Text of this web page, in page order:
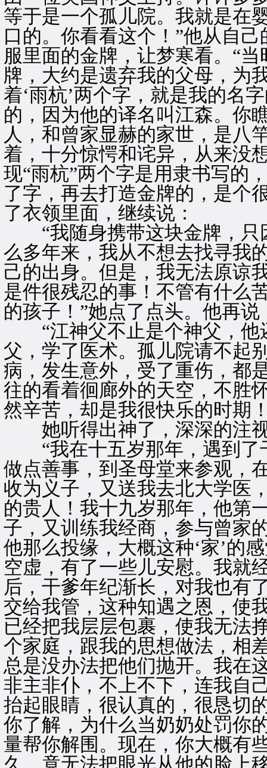
等于是一个孤儿院。我就是在
口的。你看看这个！”他从自
服里面的金牌，让梦寒看。“
牌，大约是遗弃我的父母，为
着‘雨杭’两个字，就是我的名
的，因为他的译名叫江森。你
人，和曾家显赫的家世，是八
着，十分惊愕和诧异，从来没
现“雨杭”两个字是用隶书写的
了字，再去打造金牌的，是个
了衣领里面，继续说：
“我随身携带这块金牌，只
么多年来，我从不想去找寻我
己的出身。但是，我无法原谅
是件很残忍的事！不管有什么
的孩子！”她点了点头。他再说
“江神父不止是个神父，他
父，学了医术。孤儿院请不起
病，发生意外，受了重伤，
往的看着徊廊外的天空，不胜
然辛苦，却是我很快乐的时期
她听得出神了，深深的注
“我在十五岁那年，遇到了
做点善事，到圣母堂来参观，
收为义子，又送我去北大学医
的贵人！我十九岁那年，他第
子，又训练我经商，参与曾家
他那么投缘，大概这种‘家’的
空虚，有了一些儿安慰。我就
后，干爹年纪渐长，对我也有
交给我管，这种知遇之恩，使
已经把我层层包裹，使我无法
个家庭，跟我的思想做法，相
总是没办法把他们抛开。我在
非主非仆，不上不下，连我自
抬起眼睛，很认真的，很恳切
你了解，为什么当奶奶处罚你
量帮你解围。现在，你大概有